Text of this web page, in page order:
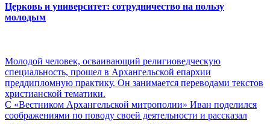
Церковь и университет: сотрудничество на пользу
молодым
Молодой человек, осваивающий религиоведческую
специальность, прошел в Архангельской епархии
преддипломную практику. Он занимается переводами текстов
христианской тематики.
С «Вестником Архангельской митрополии» Иван поделился
соображениями по поводу своей деятельности и рассказал